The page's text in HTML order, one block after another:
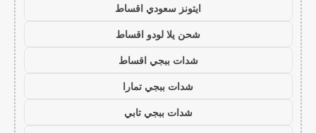
ايتونز سعودي اقساط
شحن يلا لودو اقساط
شدات ببجي اقساط
شدات ببجي تمارا
شدات ببجي تابي